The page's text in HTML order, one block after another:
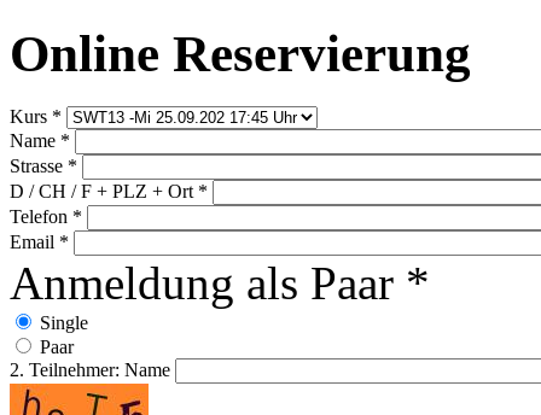
Online Reservierung
Kurs *
Name *
Strasse *
D / CH / F + PLZ + Ort *
Telefon *
Email *
Anmeldung als Paar *
Single
Paar
2. Teilnehmer: Name